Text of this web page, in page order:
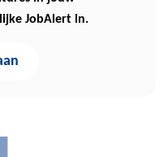
JobAlert in.